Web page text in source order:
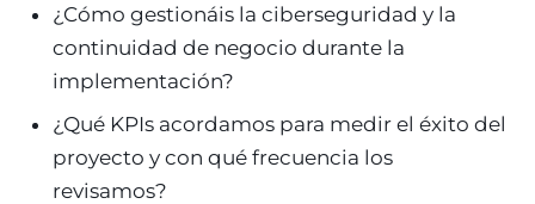
¿Cómo gestionáis la ciberseguridad y la
continuidad de negocio durante la
implementación?
¿Qué KPIs acordamos para medir el éxito del
proyecto y con qué frecuencia los
revisamos?